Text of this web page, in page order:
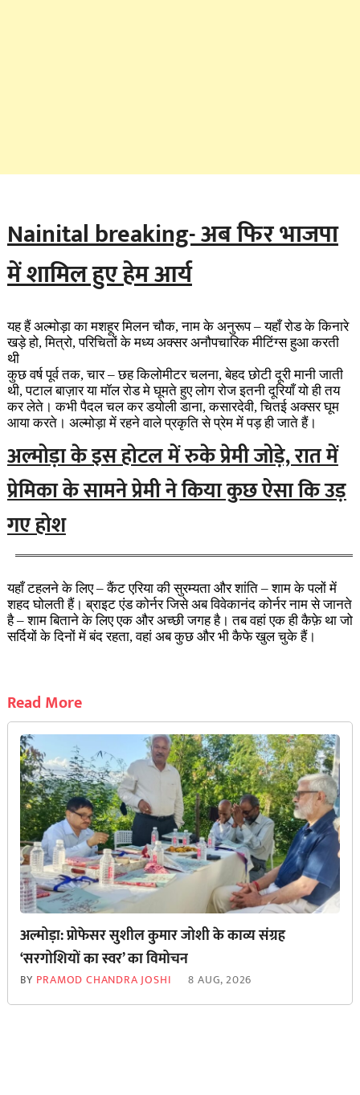
Nainital breaking- अब फिर भाजपा
में शामिल हुए हेम आर्य
यह हैं अल्मोड़ा का मशहूर मिलन चौक, नाम के अनुरूप – यहाँ रोड के किनारे
खड़े हो, मित्रो, परिचितों के मध्य अक्सर अनौपचारिक मीटिंग्स हुआ करती
थी
कुछ वर्ष पूर्व तक, चार – छह किलोमीटर चलना, बेहद छोटी दूरी मानी जाती
थी, पटाल बाज़ार या मॉल रोड मे घूमते हुए लोग रोज इतनी दूरियाँ यो ही तय
कर लेते। कभी पैदल चल कर डयोली डाना, कसारदेवी, चितई अक्सर घूम
आया करते। अल्मोड़ा में रहने वाले प्रकृति से प्रेम में पड़ ही जाते हैं।
अल्मोड़ा के इस होटल में रुके प्रेमी जोड़े, रात में
प्रेमिका के सामने प्रेमी ने किया कुछ ऐसा कि उड़
गए होश
यहाँ टहलने के लिए – कैंट एरिया की सुरम्यता और शांति – शाम के पलों में
शहद घोलती हैं। ब्राइट एंड कोर्नर जिसे अब विवेकानंद कोर्नर नाम से जानते
है – शाम बिताने के लिए एक और अच्छी जगह है। तब वहां एक ही कैफ़े था जो
सर्दियों के दिनों में बंद रहता, वहां अब कुछ और भी कैफे खुल चुके हैं।
Read More
अल्मोड़ा: प्रोफेसर सुशील कुमार जोशी के काव्य संग्रह
‘सरगोशियों का स्वर’ का विमोचन
BY PRAMOD CHANDRA JOSHI 8 AUG, 2026